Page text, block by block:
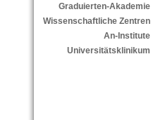
Graduierten-Akademie
Wissenschaftliche Zentren
An-Institute
Universitätsklinikum